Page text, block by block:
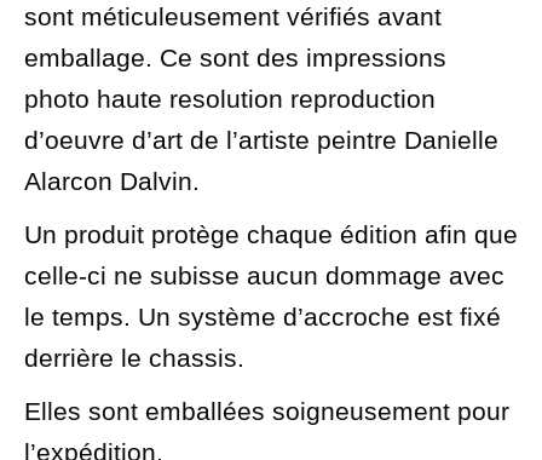
sont méticuleusement vérifiés avant
emballage. Ce sont des impressions
photo haute resolution reproduction
d’oeuvre d’art de l’artiste peintre Danielle
Alarcon Dalvin.
Un produit protège chaque édition afin que
celle-ci ne subisse aucun dommage avec
le temps. Un système d’accroche est fixé
derrière le chassis.
Elles sont emballées soigneusement pour
l’expédition.